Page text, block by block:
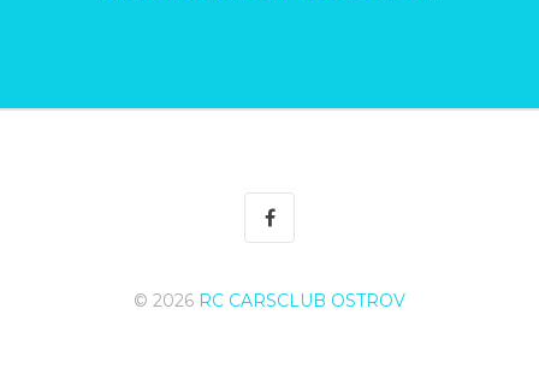
© 2026 RC CARSCLUB OSTROV